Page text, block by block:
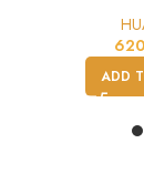
ADD